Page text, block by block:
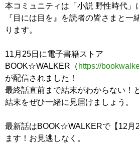
本コミュニティは「小説 野性時代」
『目には目を』を読者の皆さまと一
ります。
11月25日に電子書籍ストア
BOOK☆WALKER（ https://
が配信されました！
最終話直前まで結末がわからない！
結末をぜひ一緒に見届けましょう。
最新話はBOOK☆WALKERで【12月
ます！お見逃しなく。